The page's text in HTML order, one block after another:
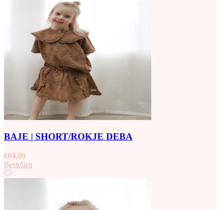
BAJE | SHORT/ROKJE DEBA
€64,00
Bestellen